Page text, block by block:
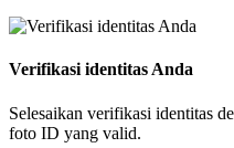
Verifikasi identitas Anda
Selesaikan verifikasi identitas
foto ID yang valid.